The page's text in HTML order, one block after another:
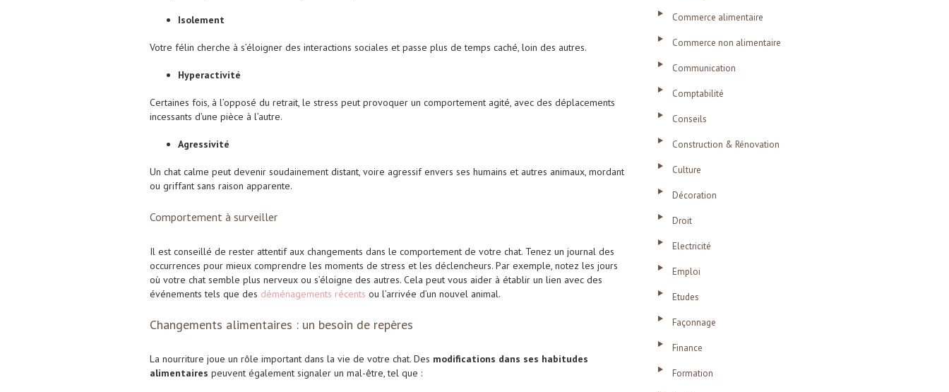
Isolement
Votre félin cherche à s’éloigner des interactions sociales et passe plus de temps caché, loin des autres.
Hyperactivité
Certaines fois, à l’opposé du retrait, le stress peut provoquer un comportement agité, avec des déplacements
incessants d’une pièce à l’autre.
Agressivité
Un chat calme peut devenir soudainement distant, voire agressif envers ses humains et autres animaux, mordant
ou griffant sans raison apparente.
Comportement à surveiller
Il est conseillé de rester attentif aux changements dans le comportement de votre chat. Tenez un journal des
occurrences pour mieux comprendre les moments de stress et les déclencheurs. Par exemple, notez les jours
où votre chat semble plus nerveux ou s’éloigne des autres. Cela peut vous aider à établir un lien avec des
événements tels que des déménagements récents ou l’arrivée d’un nouvel animal.
Changements alimentaires : un besoin de repères
La nourriture joue un rôle important dans la vie de votre chat. Des modifications dans ses habitudes
alimentaires peuvent également signaler un mal-être, tel que :
Commerce alimentaire
Commerce non alimentaire
Communication
Comptabilité
Conseils
Construction & Rénovation
Culture
Décoration
Droit
Electricité
Emploi
Etudes
Façonnage
Finance
Formation